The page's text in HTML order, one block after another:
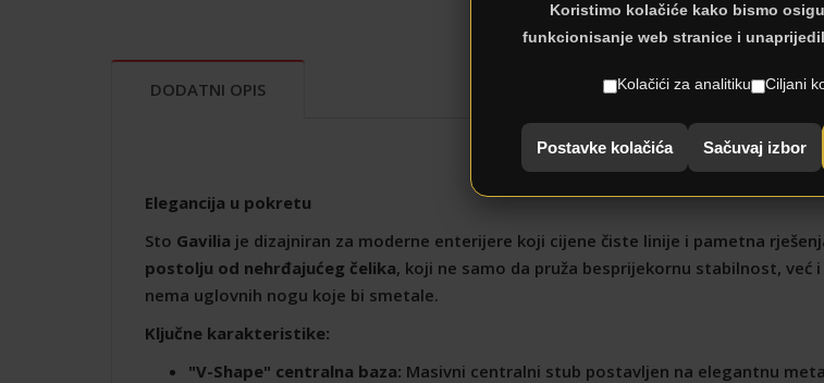
< Natrag na:
DODATNI OPIS
Elegancija u pokretu
Sto Gavilia je dizajniran za moderne enterijere koji cijene čiste linije i pametna
postolju od nehrđajućeg čelika, koji ne samo da pruža besprijekornu stabilnost,
nema uglovnih nogu koje bi smetale.
Ključne karakteristike:
"V-Shape" centralna baza: Masivni centralni stub postavljen na elegantnu
Koristimo kolačiće kako bismo
funkcionisanje web stranice i
Kolačići za analitiku Ciljani
Postavke kolačića Sačuvaj izbor